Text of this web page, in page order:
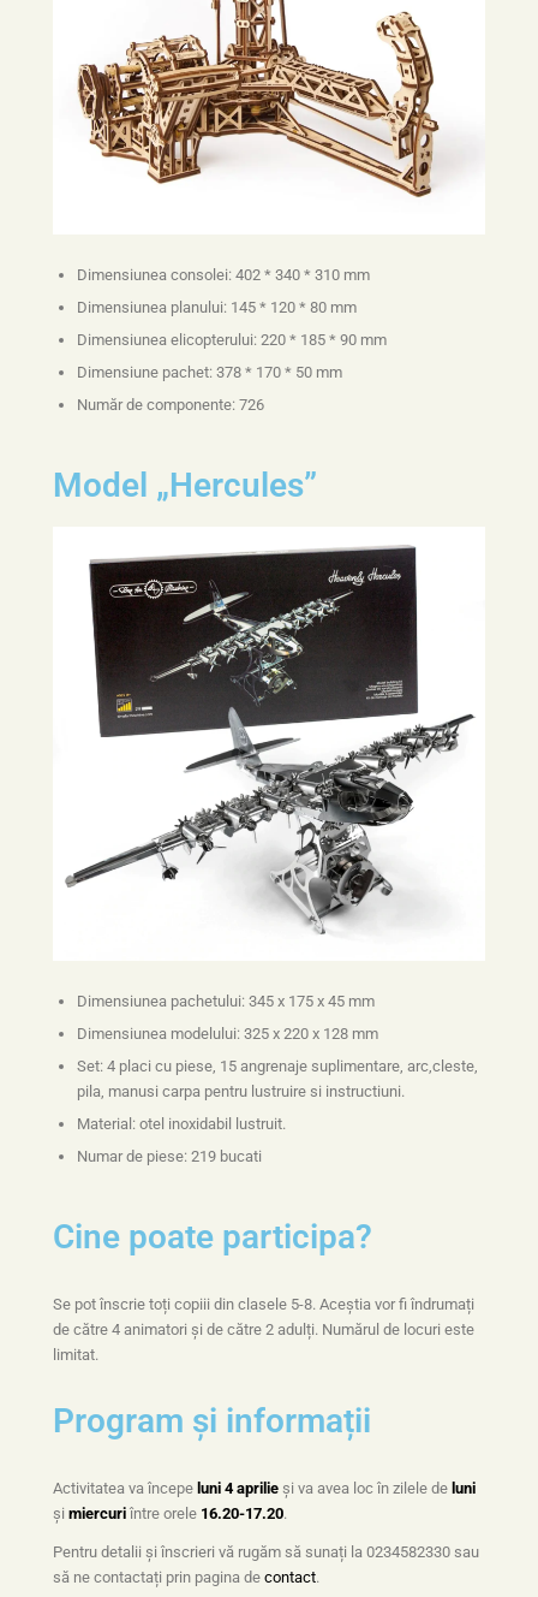
Dimensiunea consolei: 402 * 340 * 310 mm
Dimensiunea planului: 145 * 120 * 80 mm
Dimensiunea elicopterului: 220 * 185 * 90 mm
Dimensiune pachet: 378 * 170 * 50 mm
Număr de componente: 726
Model „Hercules”
Dimensiunea pachetului: 345 x 175 x 45 mm
Dimensiunea modelului: 325 x 220 x 128 mm
Set: 4 placi cu piese, 15 angrenaje suplimentare, arc,cleste,
pila, manusi carpa pentru lustruire si instructiuni.
Material: otel inoxidabil lustruit.
Numar de piese: 219 bucati
Cine poate participa?
Se pot înscrie toți copiii din clasele 5-8. Aceștia vor fi îndrumați
de către 4 animatori și de către 2 adulți. Numărul de locuri este
limitat.
Program și informații
Activitatea va începe luni 4 aprilieși va avea loc în zilele de luni
și miercuriîntre orele 16.20-17.20.
Pentru detalii și înscrieri vă rugăm să sunați la 0234582330 sau
să ne contactați prin pagina de contact.